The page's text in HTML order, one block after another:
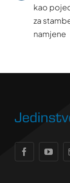
kao
za
namjene